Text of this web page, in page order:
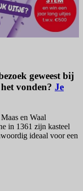
geweest bij
vonden? Je
en Waal
in 1361 zijn kasteel
ideaal voor een